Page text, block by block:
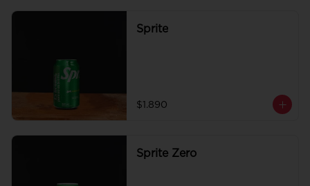
Sprite
$1.890
Sprite Zero